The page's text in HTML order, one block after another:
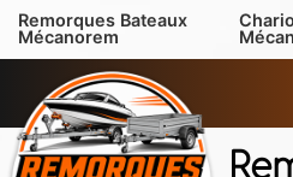
Remorques Bateaux
Mécanorem